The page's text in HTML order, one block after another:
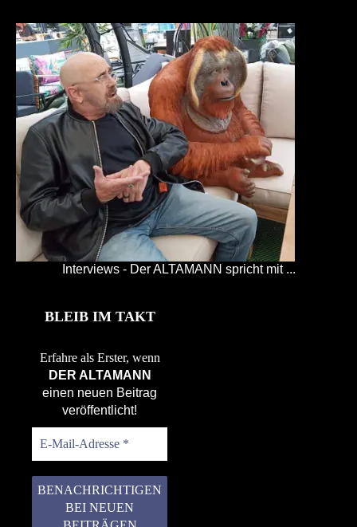
Interviews - Der ALTAMANN spricht mit ...
BLEIB IM TAKT
Erfahre als Erster, wenn
DER ALTAMANN
einen neuen Beitrag
veröffentlicht!